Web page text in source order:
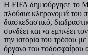
Η FIFA δημιούργησε το
πλούσια κληρονομιά του
διασκεδαστικό,
συνδέει και να εμπνέει
την ιστορία του τρόπου
όργανο του ποδοσφαίρου